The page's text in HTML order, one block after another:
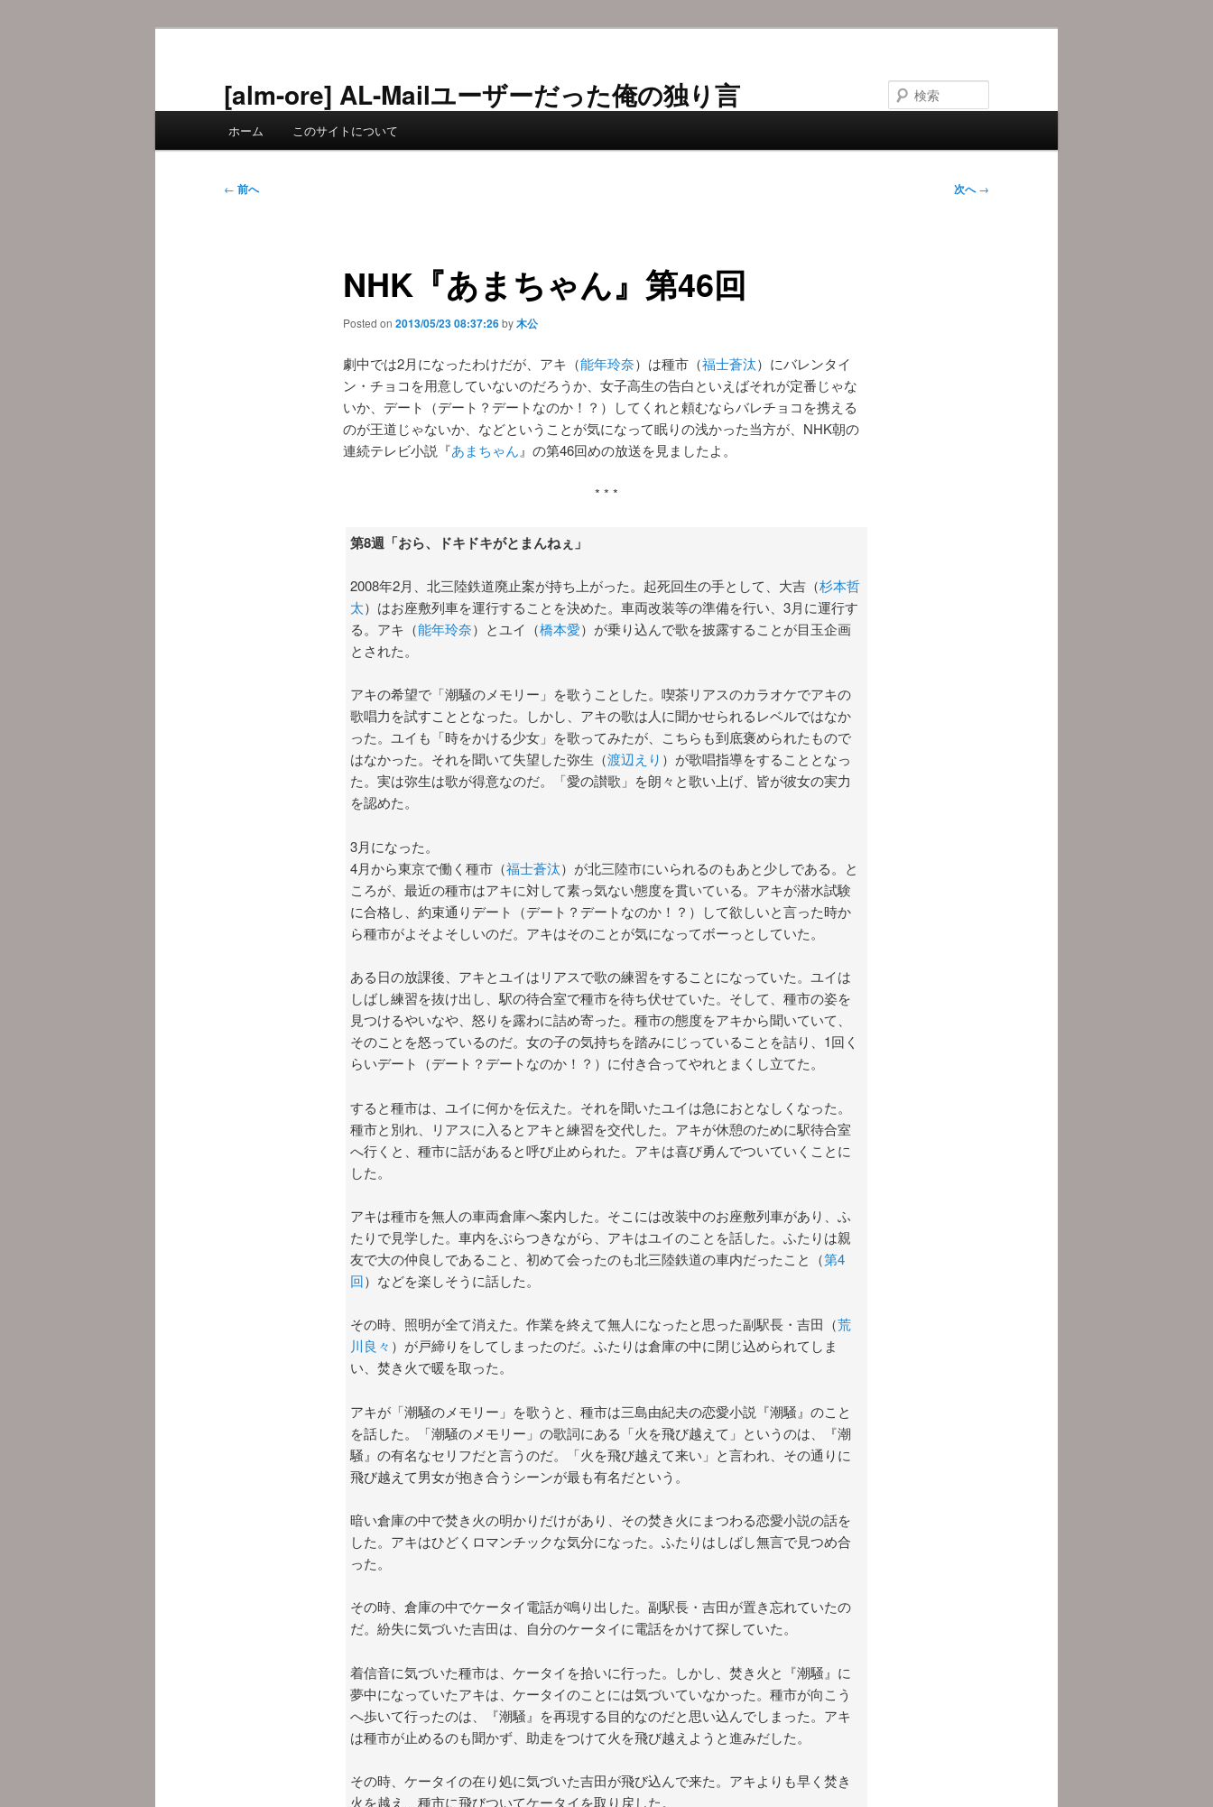
[alm-ore] AL-Mailユーザーだった俺の独り言
索
ホーム このサイトについて
投
← 前へ 次へ→
NHK『あまちゃん』第46回
Posted on 2013/05/23 08:37:26by木公
劇中では2月になったわけだが、アキ（能年玲奈）は種市（福士蒼汰）にバレンタイ
ン・チョコを用意していないのだろうか、女子高生の告白といえばそれが定番じゃな
いか、デート（デート？デートなのか！？）してくれと頼むならバレチョコを携える
のが王道じゃないか、などということが気になって眠りの浅かった当方が、NHK朝の
連続テレビ小説『あまちゃん 』の第46回めの放送を見ましたよ。
* * *
第8週「おら、ドキドキがとまんねぇ」
2008年2月、北三陸鉄道廃止案が持ち上がった。起死回生の手として、大吉（杉本哲
太）はお座敷列車を運行することを決めた。車両改装等の準備を行い、3月に運行す
る。アキ（能年玲奈）とユイ（橋本愛）が乗り込んで歌を披露することが目玉企画
とされた。
アキの希望で「潮騒のメモリー」を歌うことした。喫茶リアスのカラオケでアキの
歌唱力を試すこととなった。しかし、アキの歌は人に聞かせられるレベルではなか
った。ユイも「時をかける少女」を歌ってみたが、こちらも到底褒められたもので
はなかった。それを聞いて失望した弥生（渡辺えり ）が歌唱指導をすることとなっ
た。実は弥生は歌が得意なのだ。「愛の讃歌」を朗々と歌い上げ、皆が彼女の実力
を認めた。
3月になった。
4月から東京で働く種市（福士蒼汰）が北三陸市にいられるのもあと少しである。と
ころが、最近の種市はアキに対して素っ気ない態度を貫いている。アキが潜水試験
に合格し、約束通りデート（デート？デートなのか！？）して欲しいと言った時か
ら種市がよそよそしいのだ。アキはそのことが気になってボーっとしていた。
ある日の放課後、アキとユイはリアスで歌の練習をすることになっていた。ユイは
しばし練習を抜け出し、駅の待合室で種市を待ち伏せていた。そして、種市の姿を
見つけるやいなや、怒りを露わに詰め寄った。種市の態度をアキから聞いていて、
そのことを怒っているのだ。女の子の気持ちを踏みにじっていることを詰り、1回く
らいデート（デート？デートなのか！？）に付き合ってやれとまくし立てた。
すると種市は、ユイに何かを伝えた。それを聞いたユイは急におとなしくなった。
種市と別れ、リアスに入るとアキと練習を交代した。アキが休憩のために駅待合室
へ行くと、種市に話があると呼び止められた。アキは喜び勇んでついていくことに
した。
アキは種市を無人の車両倉庫へ案内した。そこには改装中のお座敷列車があり、ふ
たりで見学した。車内をぶらつきながら、アキはユイのことを話した。ふたりは親
友で大の仲良しであること、初めて会ったのも北三陸鉄道の車内だったこと（第4
回）などを楽しそうに話した。
その時、照明が全て消えた。作業を終えて無人になったと思った副駅長・吉田（荒
川良々 ）が戸締りをしてしまったのだ。ふたりは倉庫の中に閉じ込められてしま
い、焚き火で暖を取った。
アキが「潮騒のメモリー」を歌うと、種市は三島由紀夫の恋愛小説『潮騒』のこと
を話した。「潮騒のメモリー」の歌詞にある「火を飛び越えて」というのは、『潮
騒』の有名なセリフだと言うのだ。「火を飛び越えて来い」と言われ、その通りに
飛び越えて男女が抱き合うシーンが最も有名だという。
暗い倉庫の中で焚き火の明かりだけがあり、その焚き火にまつわる恋愛小説の話を
した。アキはひどくロマンチックな気分になった。ふたりはしばし無言で見つめ合
った。
その時、倉庫の中でケータイ電話が鳴り出した。副駅長・吉田が置き忘れていたの
だ。紛失に気づいた吉田は、自分のケータイに電話をかけて探していた。
着信音に気づいた種市は、ケータイを拾いに行った。しかし、焚き火と『潮騒』に
夢中になっていたアキは、ケータイのことには気づいていなかった。種市が向こう
へ歩いて行ったのは、『潮騒』を再現する目的なのだと思い込んでしまった。アキ
は種市が止めるのも聞かず、助走をつけて火を飛び越えようと進みだした。
その時、ケータイの在り処に気づいた吉田が飛び込んで来た。アキよりも早く焚き
火を越え、種市に飛びついてケータイを取り戻した。